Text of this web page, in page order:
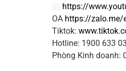
https://
OA https://zalo.me/
Tiktok:
Hotline: 1900 633
Phòng Kinh doanh: